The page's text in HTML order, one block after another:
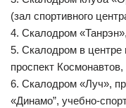
(зал спортивного
4. Скалодром
5. Скалодром в
проспект
6. Скалодром «Луч»,
«Динамо”, учебно-